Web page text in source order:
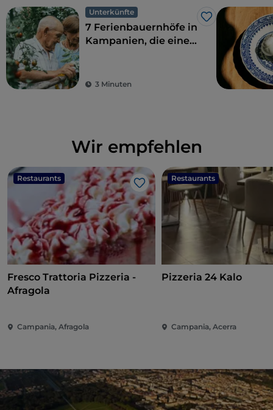
Unterkünfte
Like
7 Ferienbauernhöfe in
Kampanien, die eine
Nachhaltigkeit und
3 Minuten
Wir empfehlen
Restaurants
Like
Fresco Trattoria Pizzeria -
Afragola
Campania, Afragola
Restaurants
Pizzeria 24 Kalo
Campania, Acerra